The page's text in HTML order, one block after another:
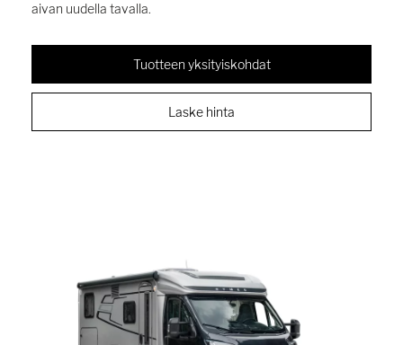
aivan uudella tavalla.
Tuotteen yksityiskohdat
Laske hinta